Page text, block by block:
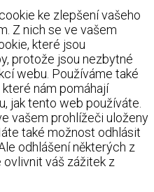
ke zlepšení vašeho
Z nich se ve vašem
které jsou
protože jsou nezbytné
webu. Používáme také
nám pomáhají
jak tento web používáte.
vašem prohlížeči uloženy
také možnost odhlásit
odhlášení některých z
váš zážitek z